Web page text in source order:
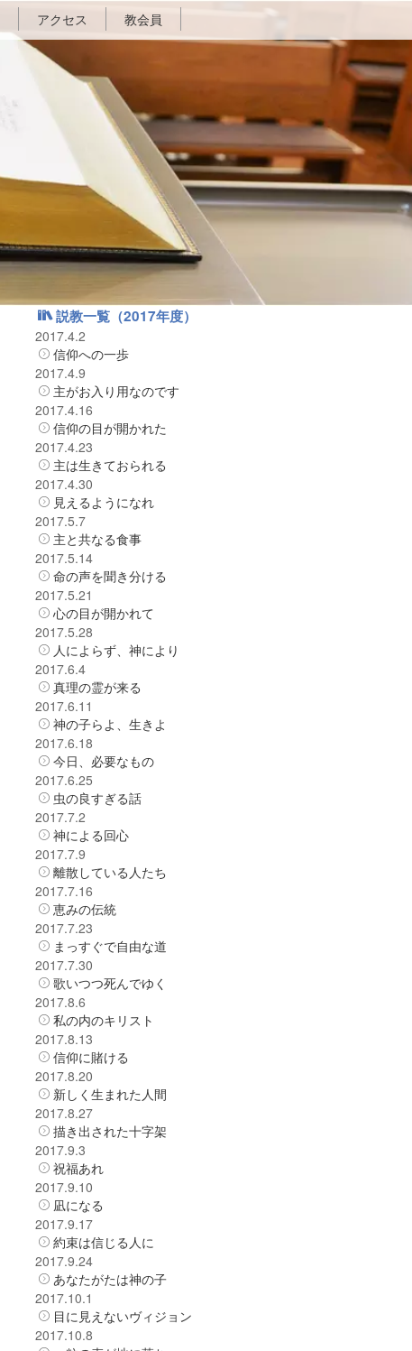
アクセス 教会員
説教一覧（2017年度）
2017.4.2
信仰への一歩
2017.4.9
主がお入り用なのです
2017.4.16
信仰の目が開かれた
2017.4.23
主は生きておられる
2017.4.30
見えるようになれ
2017.5.7
主と共なる食事
2017.5.14
命の声を聞き分ける
2017.5.21
心の目が開かれて
2017.5.28
人によらず、神により
2017.6.4
真理の霊が来る
2017.6.11
神の子らよ、生きよ
2017.6.18
今日、必要なもの
2017.6.25
虫の良すぎる話
2017.7.2
神による回心
2017.7.9
離散している人たち
2017.7.16
恵みの伝統
2017.7.23
まっすぐで自由な道
2017.7.30
歌いつつ死んでゆく
2017.8.6
私の内のキリスト
2017.8.13
信仰に賭ける
2017.8.20
新しく生まれた人間
2017.8.27
描き出された十字架
2017.9.3
祝福あれ
2017.9.10
凪になる
2017.9.17
約束は信じる人に
2017.9.24
あなたがたは神の子
2017.10.1
目に見えないヴィジョン
2017.10.8